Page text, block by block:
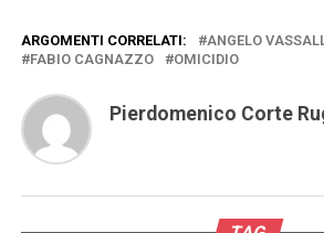
ARGOMENTI CORRELATI: ANGELO
FABIO CAGNAZZO
OMICIDIO
Pierdomenico Corte